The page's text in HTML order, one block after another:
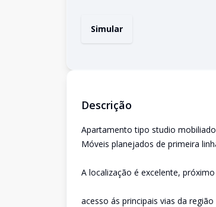
Simular
Descrição
Apartamento tipo studio
Móveis planejados de primeira
A localização é excelente,
acesso ás principais vias da